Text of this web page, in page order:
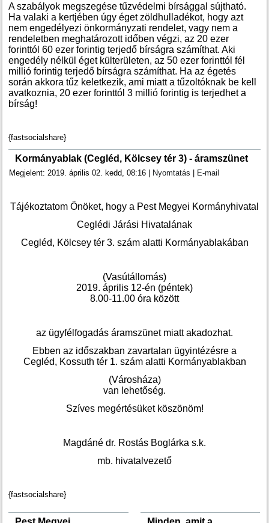
A szabályok megszegése tűzvédelmi bírsággal sújtható.
Ha valaki a kertjében úgy éget zöldhulladékot, hogy azt
nem engedélyezi önkormányzati rendelet, vagy nem a
rendeletben meghatározott időben végzi, az 20 ezer
forinttól 60 ezer forintig terjedő bírságra számíthat. Aki
engedély nélkül éget külterületen, az 50 ezer forinttól fél
millió forintig terjedő bírságra számíthat. Ha az égetés
során akkora tűz keletkezik, ami miatt a tűzoltóknak be kell
avatkoznia, 20 ezer forinttól 3 millió forintig is terjedhet a
bírság!
{fastsocialshare}
Kormányablak (Cegléd, Kölcsey tér 3) - áramszünet
Megjelent: 2019. április 02. kedd, 08:16 Nyomtatás E-mail
Tájékoztatom Önöket, hogy a Pest Megyei Kormányhivatal
Ceglédi Járási Hivatalának
Cegléd, Kölcsey tér 3. szám alatti Kormányablakában
(Vasútállomás)
2019. április 12-én (péntek)
8.00-11.00 óra között
az ügyfélfogadás áramszünet miatt akadozhat.
Ebben az időszakban zavartalan ügyintézésre a
Cegléd, Kossuth tér 1. szám alatti Kormányablakban
(Városháza)
van lehetőség.
Szíves megértésüket köszönöm!
Magdáné dr. Rostás Boglárka s.k.
mb. hivatalvezető
{fastsocialshare}